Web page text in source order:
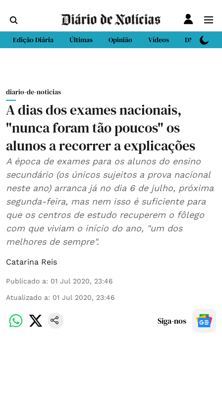
Edição Diária Últimas Opinião Vídeos DN Sport
diario-de-noticias
A dias dos exames nacionais,
"nunca foram tão poucos" os
alunos a recorrer a explicações
A época de exames para os alunos do ensino
secundário (os únicos sujeitos a prova nacional
neste ano) arranca já no dia 6 de julho, próxima
segunda-feira, mas nem isso é suficiente para
que os centros de estudo recuperem o fôlego
com que viviam o início do ano, "um dos
melhores de sempre".
Catarina Reis
Publicado a: 01 Jul 2020, 23:46
Atualizado a: 01 Jul 2020, 23:46
Siga-nos